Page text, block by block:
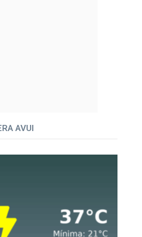
AVUI